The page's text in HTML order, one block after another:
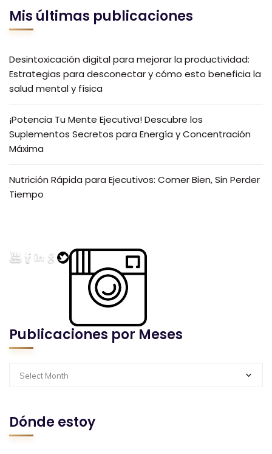
Mis últimas publicaciones
Desintoxicación digital para mejorar la productividad:
Estrategias para desconectar y cómo esto beneficia la
salud mental y física
¡Potencia Tu Mente Ejecutiva! Descubre los
Suplementos Secretos para Energía y Concentración
Máxima
Nutrición Rápida para Ejecutivos: Comer Bien, Sin Perder
Tiempo
Publicaciones por Meses
Select Month
Dónde estoy